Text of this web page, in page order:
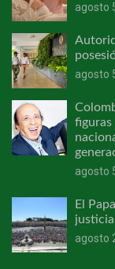
agosto
agosto
figuras
agosto
El
agosto